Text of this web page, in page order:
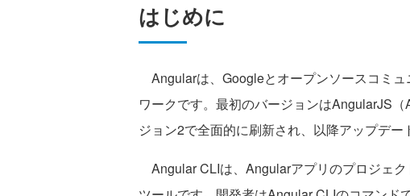
はじめに
Angularは、Googleとオープンソースコミ
ワークです。最初のバージョンはAngularJS
ジョン2で全面的に刷新され、以降アップデー
Angular CLIは、Angularアプリのプロジェ